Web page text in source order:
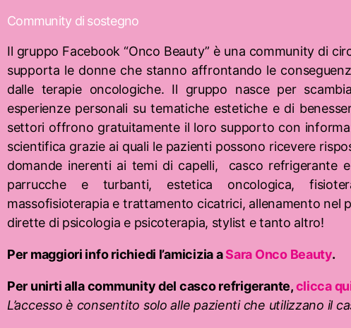
Community di sostegno
Il gruppo Facebook “Onco Beauty” è una community di
supporta le donne che stanno affrontando le
dalle terapie oncologiche. Il gruppo nasce per
esperienze personali su tematiche estetiche e di
settori offrono gratuitamente il loro supporto con
scientifica grazie ai quali le pazienti possono ricevere
domande inerenti ai temi di capelli,
casco refrigerante
parrucche e turbanti, estetica oncologica,
massofisioterapia e trattamento cicatrici, allenamento nel
dirette di psicologia e psicoterapia, stylist e tanto altro!
Per maggiori info richiedi l’amicizia aSara Onco Beauty.
Per unirti alla community del casco refrigerante,clicca
L’accesso è consentito solo alle pazienti che utilizzano il